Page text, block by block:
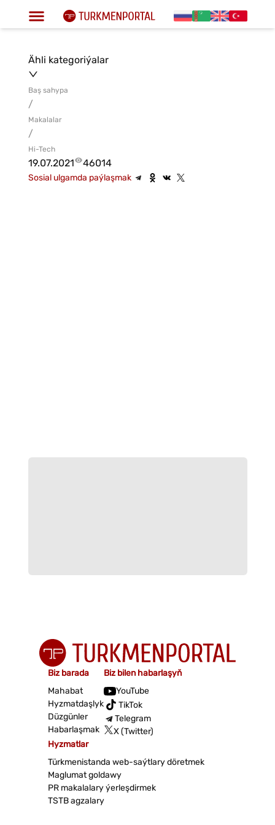
Ähli kategoriýalar
Baş sahypa
/
Makalalar
/
Hi-Tech
19.07.2021 46014
Sosial ulgamda paýlaşmak
Biz barada
Mahabat
Hyzmatdaşlyk
Düzgünler
Habarlaşmak
Biz bilen habarlaşyň
YouTube
TikTok
Telegram
X (Twitter)
Hyzmatlar
Türkmenistanda web-saýtlary döretmek
Maglumat goldawy
PR makalalary ýerleşdirmek
TSTB agzalary